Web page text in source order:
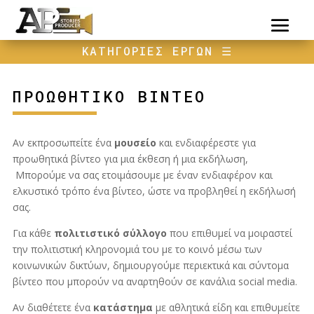
ΚΑΤΗΓΟΡΙΕΣ ΕΡΓΩΝ☰
ΠΡΟΩΘΗΤΙΚΟ ΒΙΝΤΕΟ
Αν εκπροσωπείτε ένα μουσείο και ενδιαφέρεστε για
προωθητικά βίντεο για μια έκθεση ή μια εκδήλωση,
Μπορούμε να σας ετοιμάσουμε με έναν ενδιαφέρον και
ελκυστικό τρόπο ένα βίντεο, ώστε να προβληθεί η εκδήλωσή
σας.
Για κάθε πολιτιστικό σύλλογο που επιθυμεί να μοιραστεί
την πολιτιστική κληρονομιά του με το κοινό μέσω των
κοινωνικών δικτύων, δημιουργούμε περιεκτικά και σύντομα
βίντεο που μπορούν να αναρτηθούν σε κανάλια social media.
Αν διαθέτετε ένα κατάστημα με αθλητικά είδη και επιθυμείτε